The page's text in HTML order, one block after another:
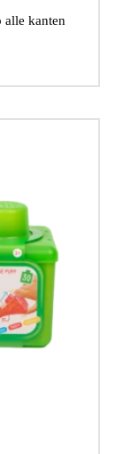
alle kanten